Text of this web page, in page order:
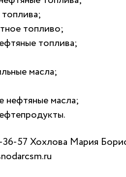
топливо;
топлива;
масла;
нефтяные масла;
36-57 Хохлова Мария